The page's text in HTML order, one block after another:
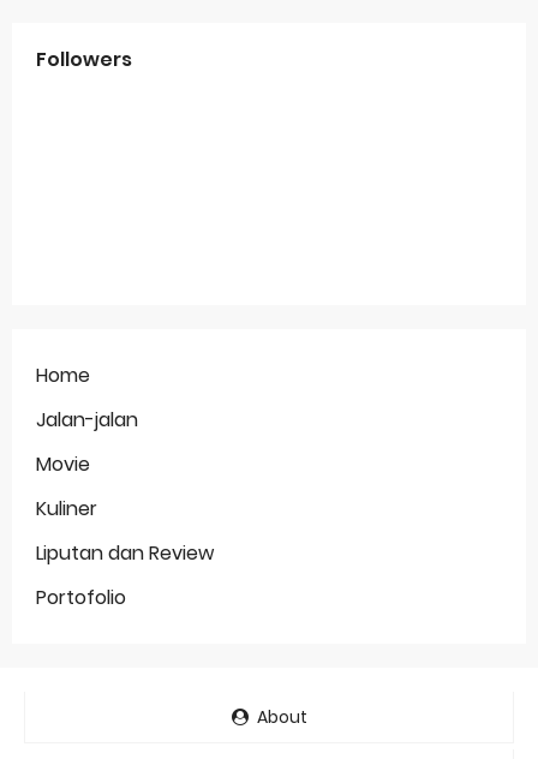
Followers
Home
Jalan-jalan
Movie
Kuliner
Liputan dan Review
Portofolio
About